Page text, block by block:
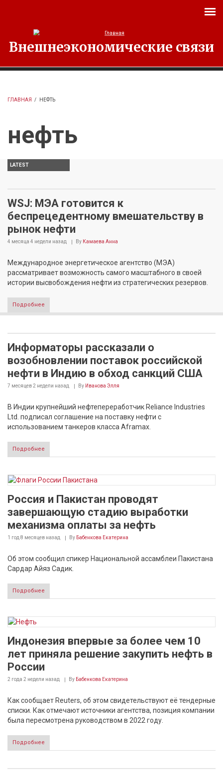
Внешнеэкономические связи
ГЛАВНАЯ / НЕФТЬ
нефть
LATEST
WSJ: МЭА готовится к
беспрецедентному вмешательству в
рынок нефти
4 месяца 4 недели назад By Камаева Анна
Международное энергетическое агентство (МЭА)
рассматривает возможность самого масштабного в своей
истории высвобождения нефти из стратегических резервов.
Подробнее
Информаторы рассказали о
возобновлении поставок российской
нефти в Индию в обход санкций США
7 месяцев 2 недели назад By Иванова Элля
В Индии крупнейший нефтепереработчик Reliance Industries
Ltd. подписал соглашение на поставку нефти с
использованием танкеров класса Aframax.
Подробнее
Россия и Пакистан проводят
завершающую стадию выработки
механизма оплаты за нефть
1 год 8 месяцев назад By Бабенкова Екатерина
Об этом сообщил спикер Национальной ассамблеи Пакистана
Сардар Айяз Садик.
Подробнее
Индонезия впервые за более чем 10
лет приняла решение закупить нефть в
России
2 года 2 недели назад By Бабенкова Екатерина
Как сообщает Reuters, об этом свидетельствуют её тендерные
списки. Как отмечают источники агентства, позиция компании
была пересмотрена руководством в 2022 году.
Подробнее